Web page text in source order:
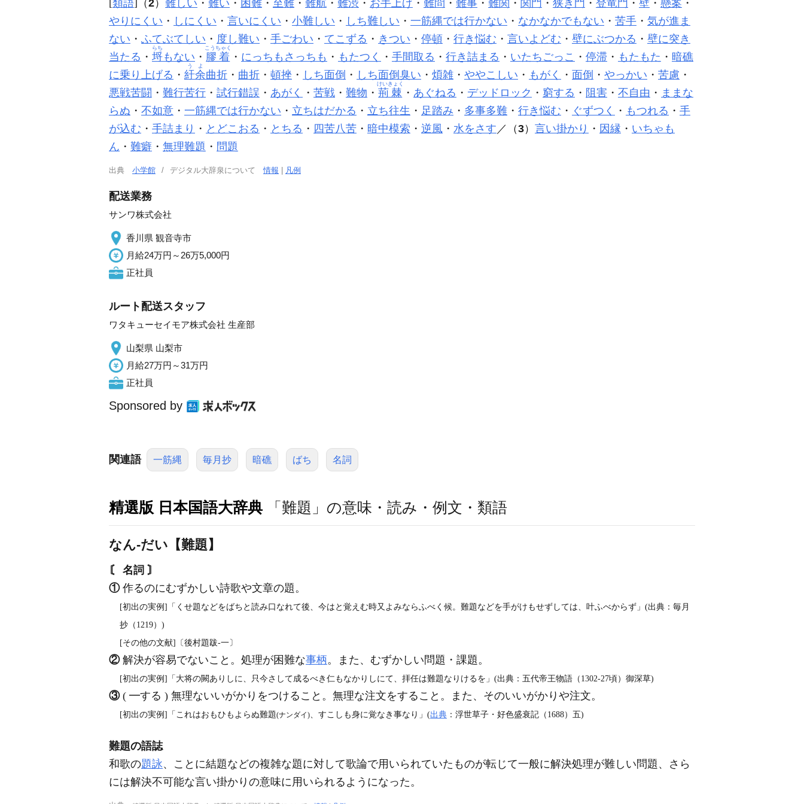
類語 ]（2） 難しい ・ 難い ・ 困難 ・ 至難 ・ 難航 ・ 難渋 ・ お手上げ ・ 難問 ・ 難事 ・ 難関 ・ 関門 ・ 狭き門 ・ 登竜門 ・ 壁 ・ 懸案 ・
やりにくい ・ しにくい ・ 言いにくい ・ 小難しい ・ しち難しい ・ 一筋縄では行かない ・ なかなかでもない ・ 苦手 ・ 気が進ま
ない ・ ふてぶてしい ・ 度し難い ・ 手ごわい ・ てこずる ・ きつい ・ 停頓 ・ 行き悩む ・ 言いよどむ ・ 壁にぶつかる ・ 壁に突き
当たる ・ 埒
らち
もない ・ 膠着
こうちゃく
・ にっちもさっちも ・ もたつく ・ 手間取る ・ 行き詰まる ・ いたちごっこ ・ 停滞 ・ もたもた ・ 暗礁
に乗り上げる ・ 紆余
うよ
曲折 ・ 曲折 ・ 頓挫 ・ しち面倒 ・ しち面倒臭い ・ 煩雑 ・ ややこしい ・ もがく ・ 面倒 ・ やっかい ・ 苦慮 ・
悪戦苦闘 ・ 難行苦行 ・ 試行錯誤 ・ あがく ・ 苦戦 ・ 難物 ・ 荊棘
けいきょく
・ あぐねる ・ デッドロック ・ 窮する ・ 阻害 ・ 不自由 ・ ままな
らぬ ・ 不如意 ・ 一筋縄では行かない ・ 立ちはだかる ・ 立ち往生 ・ 足踏み ・ 多事多難 ・ 行き悩む ・ ぐずつく ・ もつれる ・ 手
が込む ・ 手詰まり ・ とどこおる ・ とちる ・ 四苦八苦 ・ 暗中模索 ・ 逆風 ・ 水をさす ／（3） 言い掛かり ・ 因縁 ・ いちゃも
ん ・ 難癖 ・ 無理難題 ・ 問題
出典 小学館 デジタル大辞泉について情報 凡例
配送業務
サンワ株式会社
香川県 観音寺市
月給24万円～26万5,000円
正社員
ルート配送スタッフ
ワタキューセイモア株式会社 生産部
山梨県 山梨市
月給27万円～31万円
正社員
Sponsored by
関連語 一筋縄 毎月抄 暗礁 ばち 名詞
精選版 日本国語大辞典 「難題」の意味・読み・例文・類語
なん‐だい【難題】
〘 名詞 〙
①作るのにむずかしい詩歌や文章の題。
[初出の実例]「くせ題などをばちと読み口なれて後、今はと覚えむ時又よみならふべく候。難題などを手がけもせずしては、叶ふべからず」(出典：毎月
抄（1219）)
[その他の文献]〔後村題跋‐一〕
②解決が容易でないこと。処理が困難な事柄。また、むずかしい問題・課題。
[初出の実例]「大将の闕ありしに、只今さして成るべき仁もなかりしにて、拝任は難題なりけるを」(出典：五代帝王物語（1302‐27頃）御深草)
③( ━する ) 無理ないいがかりをつけること。無理な注文をすること。また、そのいいがかりや注文。
[初出の実例]「これはおもひもよらぬ難題(ナンダイ) 、すこしも身に覚なき事なり」(出典 ：浮世草子・好色盛衰記（1688）五)
難題の語誌
和歌の題詠、ことに結題などの複雑な題に対して歌論で用いられていたものが転じて一般に解決処理が難しい問題、さら
には解決不可能な言い掛かりの意味に用いられるようになった。